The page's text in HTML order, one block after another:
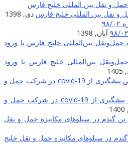
نقل بین المللی خلیج فارس دی, 1398
آبان, 1398
بین‌المللی خلیج فارس با ورود
اقدامات انجام شده در خصوص پیشگیری از covid-19 در شرکت حمل و
از ۳۰هزار تن گندم در سیلوهای مکانیزه حمل و نقل خلیج